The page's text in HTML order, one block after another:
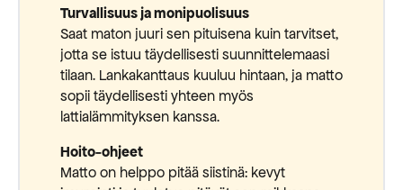
Turvallisuus ja monipuolisuus
Saat maton juuri sen pituisena kuin tarvitset,
jotta se istuu täydellisesti suunnittelemaasi
tilaan. Lankakanttaus kuuluu hintaan, ja matto
sopii täydellisesti yhteen myös
lattialämmityksen kanssa.
Hoito-ohjeet
Matto on helppo pitää siistinä: kevyt